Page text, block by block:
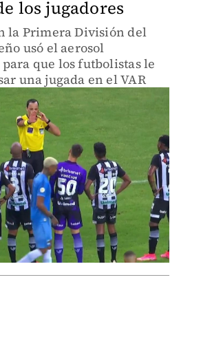
los jugadores
la Primera División del
usó el aerosol
que los futbolistas le
una jugada en el VAR